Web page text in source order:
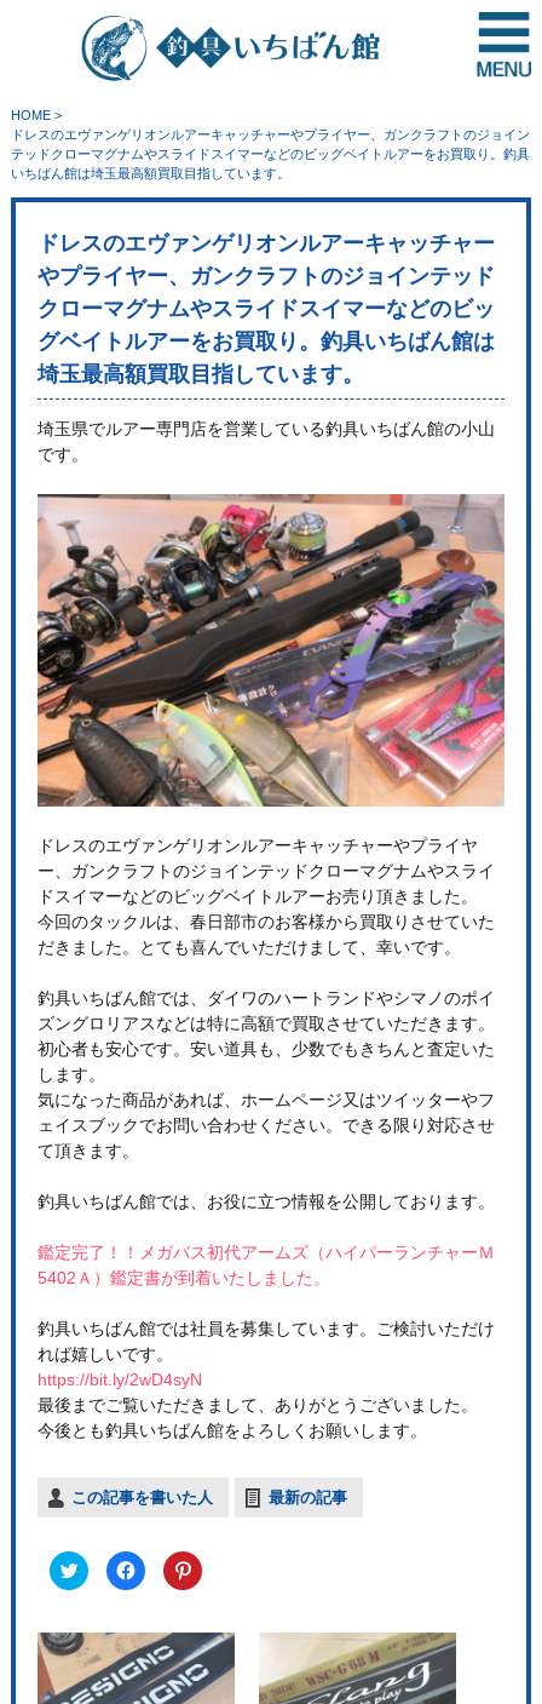
HOME>
ドレスのエヴァンゲリオンルアーキャッチャーやプライヤー、ガンクラフトのジョイン
テッドクローマグナムやスライドスイマーなどのビッグベイトルアーをお買取り。釣具
いちばん館は埼玉最高額買取目指しています。
ドレスのエヴァンゲリオンルアーキャッチャー
やプライヤー、ガンクラフトのジョインテッド
クローマグナムやスライドスイマーなどのビッ
グベイトルアーをお買取り。釣具いちばん館は
埼玉最高額買取目指しています。
埼玉県でルアー専門店を営業している釣具いちばん館の小山
です。
ドレスのエヴァンゲリオンルアーキャッチャーやプライヤ
ー、ガンクラフトのジョインテッドクローマグナムやスライ
ドスイマーなどのビッグベイトルアーお売り頂きました。
今回のタックルは、春日部市のお客様から買取りさせていた
だきました。とても喜んでいただけまして、幸いです。
釣具いちばん館では、ダイワのハートランドやシマノのポイ
ズングロリアスなどは特に高額で買取させていただきます。
初心者も安心です。安い道具も、少数でもきちんと査定いた
します。
気になった商品があれば、ホームページ又はツイッターやフ
ェイスブックでお問い合わせください。できる限り対応させ
て頂きます。
釣具いちばん館では、お役に立つ情報を公開しております。
鑑定完了！！メガバス初代アームズ（ハイパーランチャーＭ
5402Ａ）鑑定書が到着いたしました。
釣具いちばん館では社員を募集しています。ご検討いただけ
れば嬉しいです。
https://bit.ly/2wD4syN
最後までご覧いただきまして、ありがとうございました。
今後とも釣具いちばん館をよろしくお願いします。
この記事を書いた人 最新の記事
ク
リ
て
T
w
i
t
F
a
o
o
k
で
共
ク
リ
て
P
i
n
t